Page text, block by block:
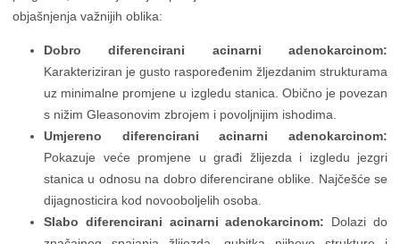
objašnjenja važnijih oblika:
Dobro diferencirani acinarni adenokarcinom:
Karakteriziran je gusto raspoređenim žljezdanim strukturama
uz minimalne promjene u izgledu stanica. Obično je povezan
s nižim Gleasonovim zbrojem i povoljnijim ishodima.
Umjereno diferencirani acinarni adenokarcinom:
Pokazuje veće promjene u građi žlijezda i izgledu jezgri
stanica u odnosu na dobro diferencirane oblike. Najčešće se
dijagnosticira kod novooboljelih osoba.
Slabo diferencirani acinarni adenokarcinom: Dolazi do